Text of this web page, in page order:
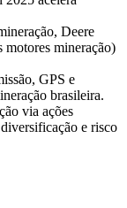
Deere
motores mineração)
GPS e
brasileira.
via ações
e risco